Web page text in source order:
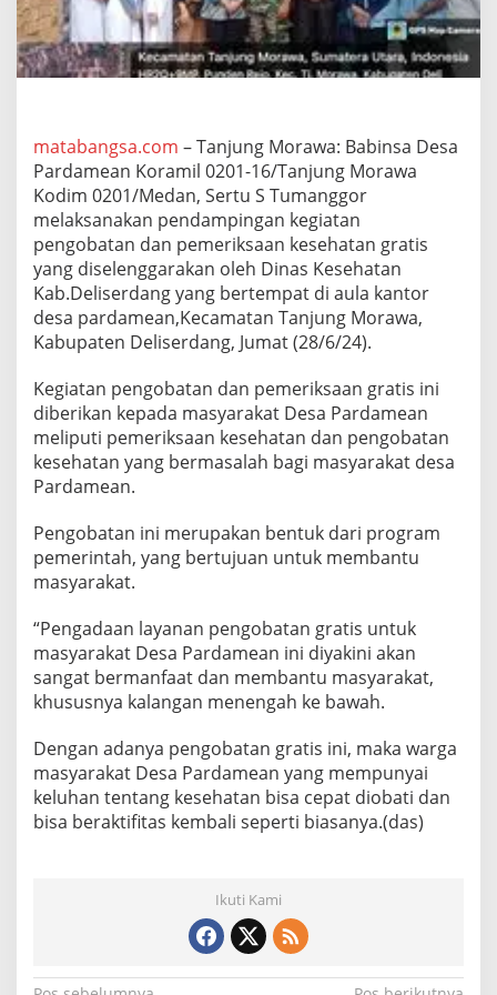
1
6
/
T
n
i
t
r
P
e
n
g
o
b
t
G
r
a
t
D
w
a
y
a
h
B
n
a
a
n
n
matabangsa.com – Tanjung Morawa: Babinsa Desa
Pardamean Koramil 0201-16/Tanjung Morawa
Kodim 0201/Medan, Sertu S Tumanggor
melaksanakan pendampingan kegiatan
pengobatan dan pemeriksaan kesehatan gratis
yang diselenggarakan oleh Dinas Kesehatan
Kab.Deliserdang yang bertempat di aula kantor
desa pardamean,Kecamatan Tanjung Morawa,
Kabupaten Deliserdang, Jumat (28/6/24).
Kegiatan pengobatan dan pemeriksaan gratis ini
diberikan kepada masyarakat Desa Pardamean
meliputi pemeriksaan kesehatan dan pengobatan
kesehatan yang bermasalah bagi masyarakat desa
Pardamean.
Pengobatan ini merupakan bentuk dari program
pemerintah, yang bertujuan untuk membantu
masyarakat.
“Pengadaan layanan pengobatan gratis untuk
masyarakat Desa Pardamean ini diyakini akan
sangat bermanfaat dan membantu masyarakat,
khususnya kalangan menengah ke bawah.
Dengan adanya pengobatan gratis ini, maka warga
masyarakat Desa Pardamean yang mempunyai
keluhan tentang kesehatan bisa cepat diobati dan
bisa beraktifitas kembali seperti biasanya.(das)
Ikuti Kami